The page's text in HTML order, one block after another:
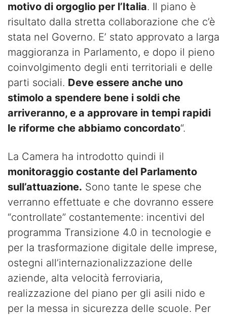
motivo di orgoglio per l’Italia. Il piano è
risultato dalla stretta collaborazione che c’è
stata nel Governo. E’ stato approvato a larga
maggioranza in Parlamento, e dopo il pieno
coinvolgimento degli enti territoriali e delle
parti sociali. Deve essere anche uno
stimolo a spendere bene i soldi che
arriveranno, e a approvare in tempi rapidi
le riforme che abbiamo concordato“.
La Camera ha introdotto quindi il
monitoraggio costante del Parlamento
sull’attuazione. Sono tante le spese che
verranno effettuate e che dovranno essere
“controllate” costantemente: incentivi del
programma Transizione 4.0 in tecnologie e
per la trasformazione digitale delle imprese,
ostegni all’internazionalizzazione delle
aziende, alta velocità ferroviaria,
realizzazione del piano per gli asili nido e
per la messa in sicurezza delle scuole. Per